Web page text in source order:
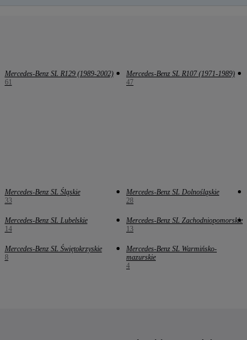
Mercedes-Benz SL R129 (1989-2002)
61
Mercedes-Benz SL R107 (1971-1989)
47
Mercedes-Benz SL Śląskie
33
Mercedes-Benz SL Dolnośląskie
28
Mercedes-Benz SL Lubelskie
14
Mercedes-Benz SL Zachodniopomorskie
13
Mercedes-Benz SL Świętokrzyskie
8
Mercedes-Benz SL Warmińsko-
mazurskie
4